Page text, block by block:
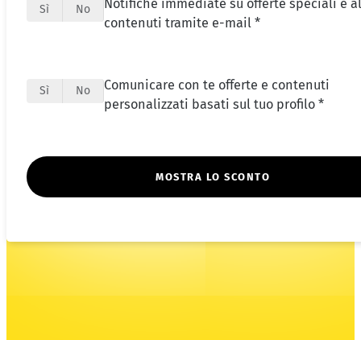
Sì No
Notifiche immediate su offerte speciali e
contenuti tramite e-mail *
Sì No
Comunicare con te offerte e contenuti
personalizzati basati sul tuo profilo *
MOSTRA LO SCONTO